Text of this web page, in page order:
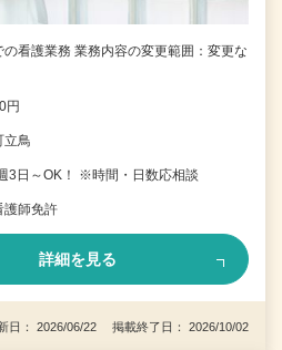
看護業務 業務内容の変更範囲：変更な
円
立鳥
3日～OK！ ※時間・日数応相談
護師免許
詳細を見る
日： 2026/06/22 掲載終了日： 2026/10/02